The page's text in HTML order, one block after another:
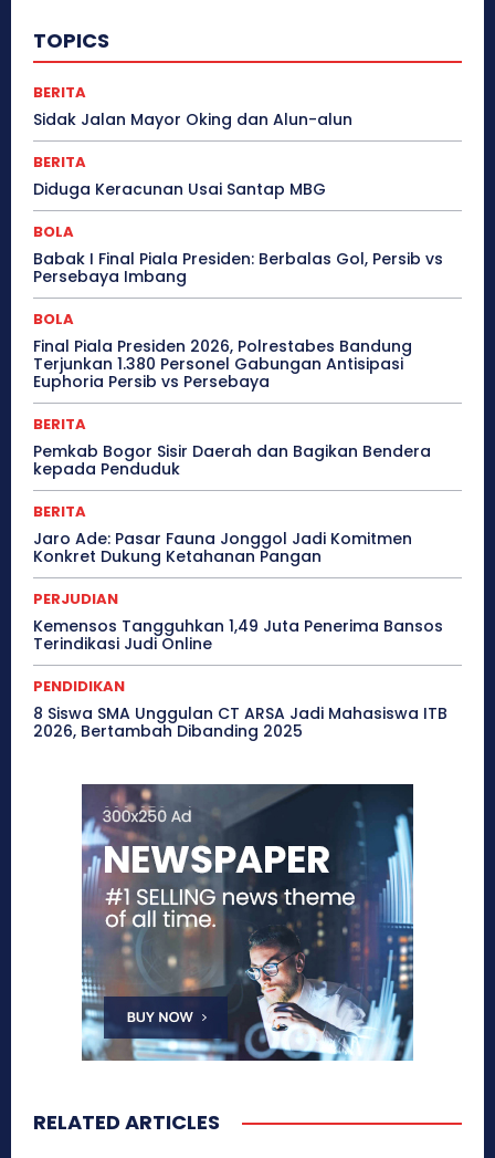
TOPICS
BERITA
Sidak Jalan Mayor Oking dan Alun-alun
BERITA
Diduga Keracunan Usai Santap MBG
BOLA
Babak I Final Piala Presiden: Berbalas Gol, Persib vs
Persebaya Imbang
BOLA
Final Piala Presiden 2026, Polrestabes Bandung
Terjunkan 1.380 Personel Gabungan Antisipasi
Euphoria Persib vs Persebaya
BERITA
Pemkab Bogor Sisir Daerah dan Bagikan Bendera
kepada Penduduk
BERITA
Jaro Ade: Pasar Fauna Jonggol Jadi Komitmen
Konkret Dukung Ketahanan Pangan
PERJUDIAN
Kemensos Tangguhkan 1,49 Juta Penerima Bansos
Terindikasi Judi Online
PENDIDIKAN
8 Siswa SMA Unggulan CT ARSA Jadi Mahasiswa ITB
2026, Bertambah Dibanding 2025
RELATED ARTICLES